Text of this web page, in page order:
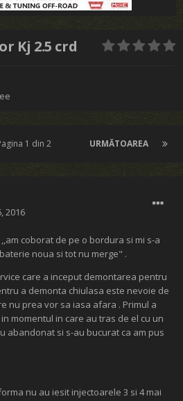
Kj 2.5 crd
URMĂTOAREA
1 din 2
2016
coborat de pe o bordura si mi s-a
noua si tot nu merge" .
care a inceput demontarea pentru
a demonta chiulasa este nevoie de
nu prea vor sa iasa afara . Primul a
momentul in care au tras de el cu un
abandonat si s-au bucurat ca am pus
nu au iesit injectoarele 3 si 4 mai